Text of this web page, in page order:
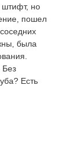
штифт, но
пошел
была
Без
Есть